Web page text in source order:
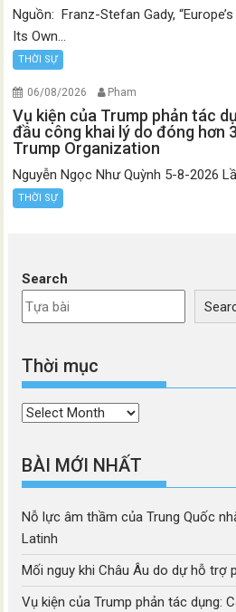
Nguồn: Franz-Stefan Gady,
Its Own...
THỜI SỰ
06/08/2026 Pham
Vụ kiện của Trump phản tác
đầu công khai lý do đóng hơn
Trump Organization
Nguyễn Ngọc Như Quỳnh 5-8-2026
THỜI SỰ
Search
Thời mục
Thời
BÀI MỚI NHẤT
Nỗ lực âm thầm của Trung Quốc
Latinh
Mối nguy khi Châu Âu do dự hỗ trợ
Vụ kiện của Trump phản tác dụng: